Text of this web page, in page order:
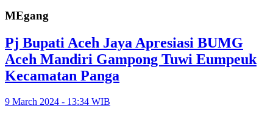
MEgang
Pj Bupati Aceh Jaya Apresiasi BUMG
Aceh Mandiri Gampong Tuwi Eumpeuk
Kecamatan Panga
9 March 2024 - 13:34 WIB